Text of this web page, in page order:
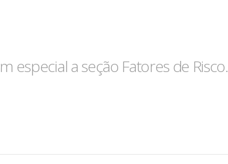
especial a seção Fatores de Risco.